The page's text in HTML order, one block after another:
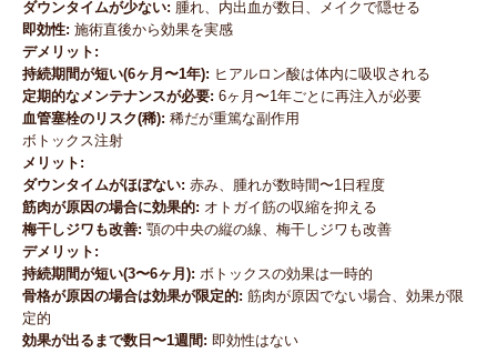
ダウンタイムが少ない: 腫れ、内出血が数日、メイクで隠せる
即効性: 施術直後から効果を実感
デメリット:
持続期間が短い(6ヶ月〜1年): ヒアルロン酸は体内に吸収される
定期的なメンテナンスが必要: 6ヶ月〜1年ごとに再注入が必要
血管塞栓のリスク(稀): 稀だが重篤な副作用
ボトックス注射
メリット:
ダウンタイムがほぼない: 赤み、腫れが数時間〜1日程度
筋肉が原因の場合に効果的: オトガイ筋の収縮を抑える
梅干しジワも改善: 顎の中央の縦の線、梅干しジワも改善
デメリット:
持続期間が短い(3〜6ヶ月): ボトックスの効果は一時的
骨格が原因の場合は効果が限定的: 筋肉が原因でない場合、効果が限
定的
効果が出るまで数日〜1週間: 即効性はない